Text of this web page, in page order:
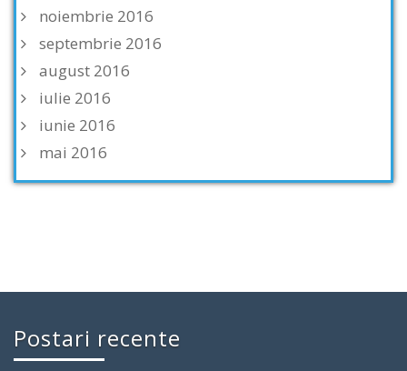
noiembrie 2016
septembrie 2016
august 2016
iulie 2016
iunie 2016
mai 2016
Postari recente